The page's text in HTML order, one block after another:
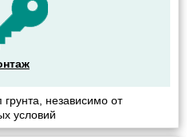
независимо от
условий